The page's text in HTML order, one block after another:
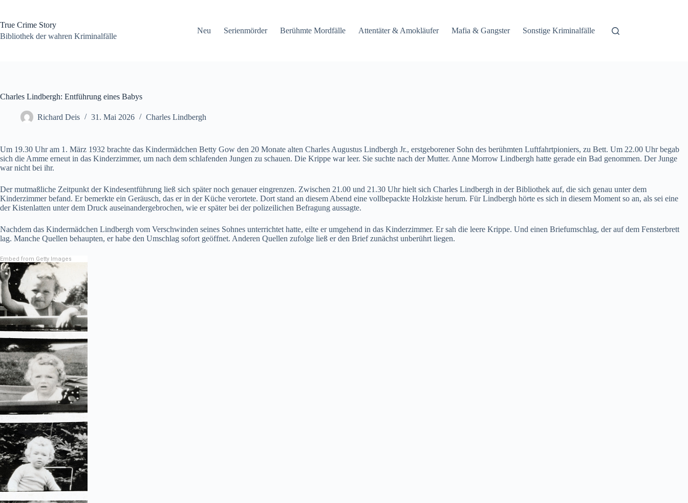
springen
True Crime Story
Bibliothek der wahren Kriminalfälle
Neu Serienmörder Berühmte Mordfälle Attentäter & Amokläufer Mafia & Gangster Sonstige Kriminalfälle
Charles Lindbergh: Entführung eines Babys
Richard Deis 31. Mai 2026 Charles Lindbergh
Um 19.30 Uhr am 1. März 1932 brachte das Kindermädchen Betty Gow den 20 Monate alten Charles Augustus Lindbergh Jr., erstgeborener Sohn des berühmten Luftfahrtpioniers, zu Bett. Um 22.00 Uhr begab
sich die Amme erneut in das Kinderzimmer, um nach dem schlafenden Jungen zu schauen. Die Krippe war leer. Sie suchte nach der Mutter. Anne Morrow Lindbergh hatte gerade ein Bad genommen. Der Junge
war nicht bei ihr.
Der mutmaßliche Zeitpunkt der Kindesentführung ließ sich später noch genauer eingrenzen. Zwischen 21.00 und 21.30 Uhr hielt sich Charles Lindbergh in der Bibliothek auf, die sich genau unter dem
Kinderzimmer befand. Er bemerkte ein Geräusch, das er in der Küche verortete. Dort stand an diesem Abend eine vollbepackte Holzkiste herum. Für Lindbergh hörte es sich in diesem Moment so an, als sei eine
der Kistenlatten unter dem Druck auseinandergebrochen, wie er später bei der polizeilichen Befragung aussagte.
Nachdem das Kindermädchen Lindbergh vom Verschwinden seines Sohnes unterrichtet hatte, eilte er umgehend in das Kinderzimmer. Er sah die leere Krippe. Und einen Briefumschlag, der auf dem Fensterbrett
lag. Manche Quellen behaupten, er habe den Umschlag sofort geöffnet. Anderen Quellen zufolge ließ er den Brief zunächst unberührt liegen.
Embed from Getty Images